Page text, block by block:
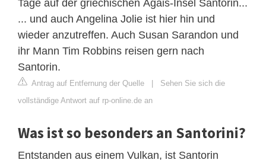
Tage auf der griechischen Ägäis-Insel Santorin...
... und auch Angelina Jolie ist hier hin und
wieder anzutreffen. Auch Susan Sarandon und
ihr Mann Tim Robbins reisen gern nach
Santorin.
Antrag auf Entfernung der Quelle | Sehen Sie sich die
vollständige Antwort auf rp-online.de an
Was ist so besonders an Santorini?
Entstanden aus einem Vulkan, ist Santorin